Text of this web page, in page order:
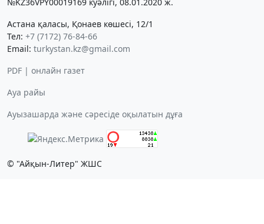
Астана қаласы, Қонаев көшесі, 12/1
Тел: +7 (7172) 76-84-66
Email: turkystan.kz@gmail.com
PDF | онлайн газет
Ауа райы
Ауызашарда және сәресіде оқылатын дұға
© "Айқын-Литер" ЖШС